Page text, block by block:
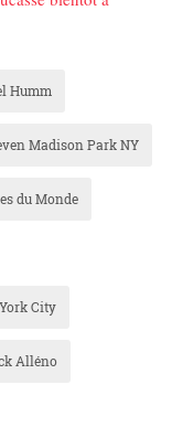
Humm
Madison Park NY
du Monde
City
Alléno